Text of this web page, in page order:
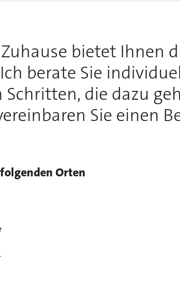
bietet Ihnen
berate Sie
die dazu
Sie einen
Orten